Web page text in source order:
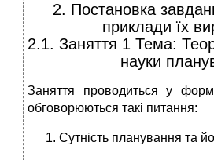
2. Постановка
приклади їх
2.1. Заняття 1 Тема:
науки
Заняття проводиться у
обговорюються такі питання:
Сутність планування та